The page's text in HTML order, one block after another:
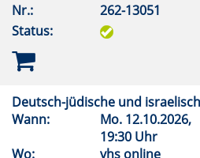
Nr.:
262-13051
Status:
Deutsch-jüdische und
Wann:
Mo. 12.10.2026,
19:30 Uhr
Wo:
vhs online